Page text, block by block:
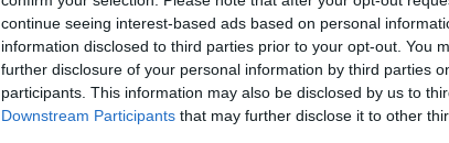
continue seeing interest-based ads based on personal
information disclosed to third parties prior to your opt-out. You
further disclosure of your personal information by third parties
participants. This information may also be disclosed by us to
Downstream Participants that may further disclose it to other